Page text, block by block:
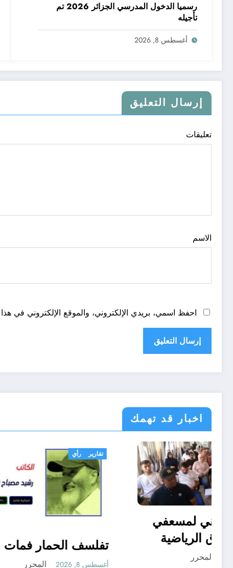
رسميا الدخول المدرسي الجزائر 2026 تم
تأجيله
أغسطس 8, 2026
إرسال التعليق
تعليقات
الاسم
احفظ اسمي، بريدي الإلكتروني، والموقع الإلكتروني في
اخبار قد تهمك
تفلسف
أغسطس 8, 2026
رياضة
التربص الوطني لمسعفي
الأندية والفرق الرياضية
أغسطس 8, 2026